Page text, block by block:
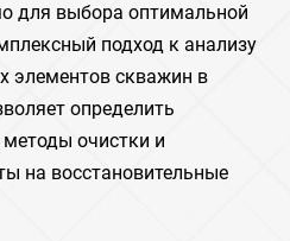
для выбора оптимальной
подход к анализу
элементов скважин в
определить
очистки и
на восстановительные